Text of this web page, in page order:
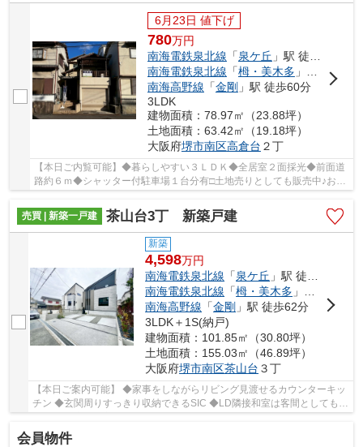
6月23日 値下げ
780万円
南海電鉄泉北線 「泉ケ丘 」駅 徒歩20分
南海電鉄泉北線 「栂・美木多 」駅 徒歩52分
南海高野線 「金剛 」駅 徒歩60分
3LDK
建物面積：78.97㎡（23.88坪）
土地面積：63.42㎡（19.18坪）
大阪府堺市南区高倉台 ２丁
【本日ご内覧可能】◆暮らしやすい３ＬＤＫ◆全居室２面採光◆前面道
路約６ｍ◆シャッター付駐車場１台分有□土地売りとしても販売中♪お気
軽にお問い合わせください。
売買 | 新築一戸建
茶山台3丁 新築戸建
新築
4,598万円
南海電鉄泉北線 「泉ケ丘 」駅 徒歩22分
南海電鉄泉北線 「栂・美木多 」駅 徒歩43分
南海高野線 「金剛 」駅 徒歩62分
3LDK＋1S(納戸)
建物面積：101.85㎡（30.80坪）
土地面積：155.03㎡（46.89坪）
大阪府堺市南区茶山台 ３丁
【本日ご案内可能】 ◆家事をしながらリビング見渡せるカウンターキッ
チン ◆玄関周りすっきり収納できるSIC ◆LD隣接和室は客間としてもお
勧め ◆来客時重宝なカースペース駐車2台 ◆省エ...
会員物件